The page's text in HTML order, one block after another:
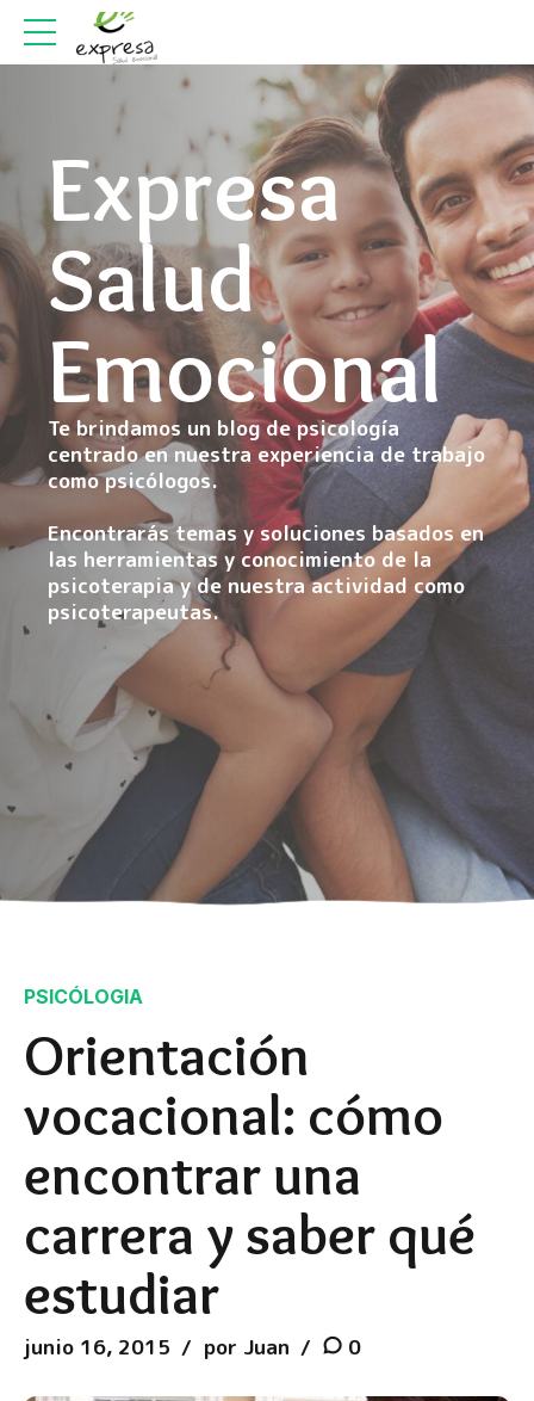
Expresa
Salud
Emocional
Te brindamos un blog de psicología
centrado en nuestra experiencia de trabajo
como psicólogos.
Encontrarás temas y soluciones basados en
las herramientas y conocimiento de la
psicoterapia y de nuestra actividad como
psicoterapeutas.
PSICÓLOGIA
Orientación
vocacional: cómo
encontrar una
carrera y saber qué
estudiar
junio 16, 2015 por Juan 0